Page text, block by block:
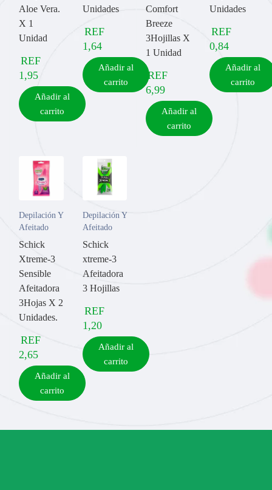
Aloe Vera.
X 1
Unidad
REF
1,95
Añadir al
carrito
Unidades
REF
1,64
Añadir al
carrito
Comfort
Breeze
3Hojillas X
1 Unidad
REF
6,99
Añadir al
carrito
Unidades
REF
0,84
Añadir al
carrito
Depilación Y
Afeitado
Schick
Xtreme-3
Sensible
Afeitadora
3Hojas X 2
Unidades.
REF
2,65
Añadir al
carrito
Depilación Y
Afeitado
Schick
xtreme-3
Afeitadora
3 Hojillas
REF
1,20
Añadir al
carrito